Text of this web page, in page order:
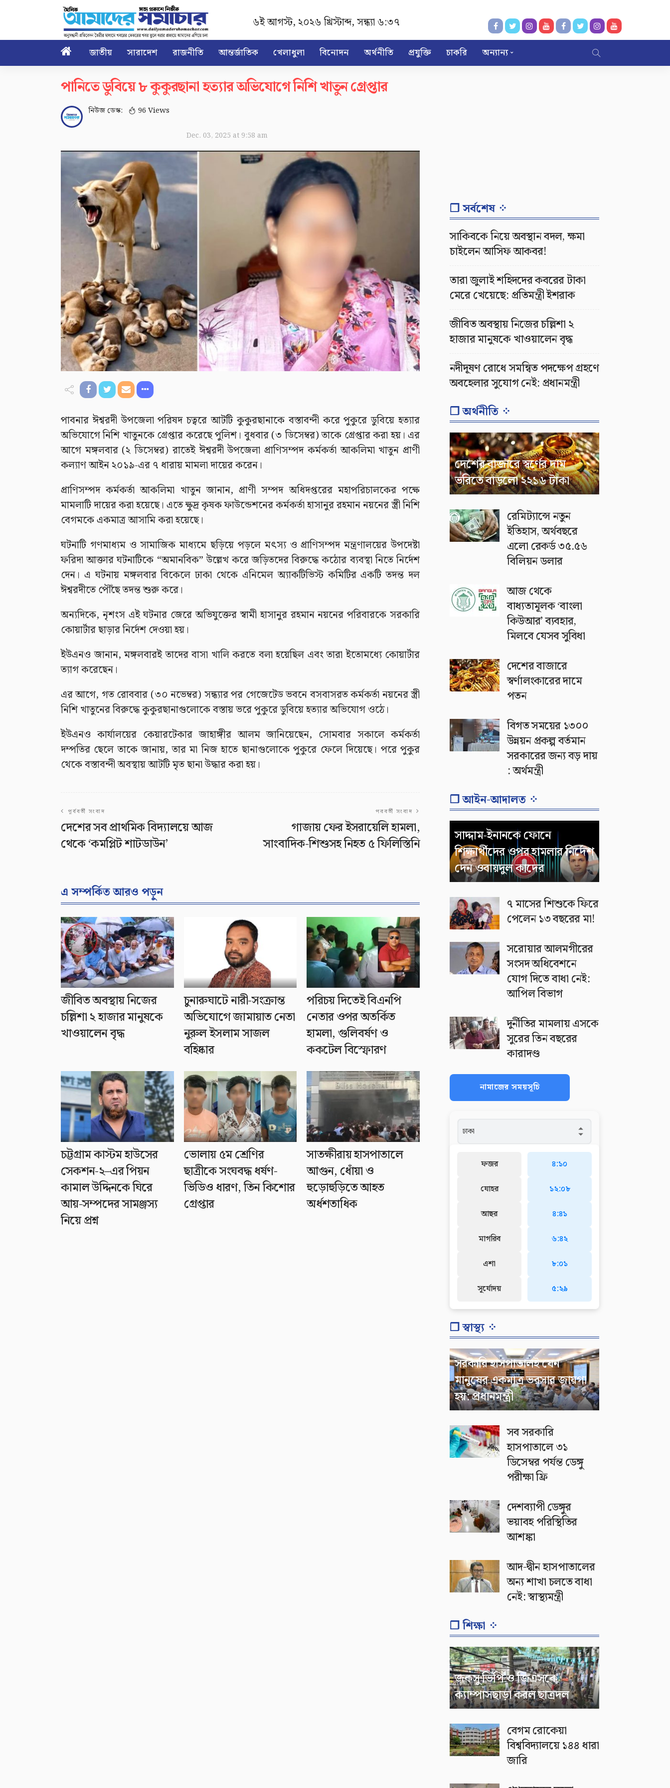
৬ই আগস্ট, ২০২৬ খ্রিস্টাব্দ,সন্ধ্যা ৬:৩৭
 জাতীয় সারাদেশ রাজনীতি আন্তর্জাতিক খেলাধুলা বিনোদন অর্থনীতি প্রযুক্তি চাকরি অন্যান্য
পানিতে ডুবিয়ে ৮ কুকুরছানা হত্যার অভিযোগে নিশি খাতুন গ্রেপ্তার
নিউজ ডেস্ক: 96 Views
Dec. 03, 2025 at 9:58 am
পাবনার ঈশ্বরদী উপজেলা পরিষদ চত্বরে আটটি কুকুরছানাকে বস্তাবন্দী করে পুকুরে ডুবিয়ে হত্যার
অভিযোগে নিশি খাতুনকে গ্রেপ্তার করেছে পুলিশ। বুধবার (৩ ডিসেম্বর) তাকে গ্রেপ্তার করা হয়। এর
আগে মঙ্গলবার (২ ডিসেম্বর) রাতেই ঈশ্বরদী উপজেলা প্রাণিসম্পদ কর্মকর্তা আকলিমা খাতুন প্রাণী
কল্যাণ আইন ২০১৯-এর ৭ ধারায় মামলা দায়ের করেন।
প্রাণিসম্পদ কর্মকর্তা আকলিমা খাতুন জানান, প্রাণী সম্পদ অধিদপ্তরের মহাপরিচালকের পক্ষে
মামলাটি দায়ের করা হয়েছে। এতে ক্ষুদ্র কৃষক ফাউন্ডেশনের কর্মকর্তা হাসানুর রহমান নয়নের স্ত্রী নিশি
বেগমকে একমাত্র আসামি করা হয়েছে।
ঘটনাটি গণমাধ্যম ও সামাজিক মাধ্যমে ছড়িয়ে পড়লে মৎস্য ও প্রাণিসম্পদ মন্ত্রণালয়ের উপদেষ্টা
ফরিদা আক্তার ঘটনাটিকে “অমানবিক” উল্লেখ করে জড়িতদের বিরুদ্ধে কঠোর ব্যবস্থা নিতে নির্দেশ
দেন। এ ঘটনায় মঙ্গলবার বিকেলে ঢাকা থেকে এনিমেল অ্যাকটিভিস্ট কমিটির একটি তদন্ত দল
ঈশ্বরদীতে পৌঁছে তদন্ত শুরু করে।
অন্যদিকে, নৃশংস এই ঘটনার জেরে অভিযুক্তের স্বামী হাসানুর রহমান নয়নের পরিবারকে সরকারি
কোয়ার্টার ছাড়ার নির্দেশ দেওয়া হয়।
ইউএনও জানান, মঙ্গলবারই তাদের বাসা খালি করতে বলা হয়েছিল এবং তারা ইতোমধ্যে কোয়ার্টার
ত্যাগ করেছেন।
এর আগে, গত রোববার (৩০ নভেম্বর) সন্ধ্যার পর গেজেটেড ভবনে বসবাসরত কর্মকর্তা নয়নের স্ত্রী
নিশি খাতুনের বিরুদ্ধে কুকুরছানাগুলোকে বস্তায় ভরে পুকুরে ডুবিয়ে হত্যার অভিযোগ ওঠে।
ইউএনও কার্যালয়ের কেয়ারটেকার জাহাঙ্গীর আলম জানিয়েছেন, সোমবার সকালে কর্মকর্তা
দম্পতির ছেলে তাকে জানায়, তার মা নিজ হাতে ছানাগুলোকে পুকুরে ফেলে দিয়েছে। পরে পুকুর
থেকে বস্তাবন্দী অবস্থায় আটটি মৃত ছানা উদ্ধার করা হয়।
পূর্ববর্তী সংবাদ
দেশের সব প্রাথমিক বিদ্যালয়ে আজ
থেকে ‘কমপ্লিট শাটডাউন’
পরবর্তী সংবাদ
গাজায় ফের ইসরায়েলি হামলা,
সাংবাদিক-শিশুসহ নিহত ৫ ফিলিস্তিনি
এ সম্পর্কিত আরও পড়ুন
জীবিত অবস্থায় নিজের
চল্লিশা ২ হাজার মানুষকে
খাওয়ালেন বৃদ্ধ
চুনারুঘাটে নারী-সংক্রান্ত
অভিযোগে জামায়াত নেতা
নুরুল ইসলাম সাজল
বহিষ্কার
পরিচয় দিতেই বিএনপি
নেতার ওপর অতর্কিত
হামলা, গুলিবর্ষণ ও
ককটেল বিস্ফোরণ
চট্টগ্রাম কাস্টম হাউসের
সেকশন-২–এর পিয়ন
কামাল উদ্দিনকে ঘিরে
আয়-সম্পদের সামঞ্জস্য
নিয়ে প্রশ্ন
ভোলায় ৫ম শ্রেণির
ছাত্রীকে সংঘবদ্ধ ধর্ষণ-
ভিডিও ধারণ, তিন কিশোর
গ্রেপ্তার
সাতক্ষীরায় হাসপাতালে
আগুন, ধোঁয়া ও
হুড়োহুড়িতে আহত
অর্ধশতাধিক
❐ সর্বশেষ ⁘
সাকিবকে নিয়ে অবস্থান বদল, ক্ষমা
চাইলেন আসিফ আকবর!
তারা জুলাই শহিদদের কবরের টাকা
মেরে খেয়েছে: প্রতিমন্ত্রী ইশরাক
জীবিত অবস্থায় নিজের চল্লিশা ২
হাজার মানুষকে খাওয়ালেন বৃদ্ধ
নদীদূষণ রোধে সমন্বিত পদক্ষেপ গ্রহণে
অবহেলার সুযোগ নেই: প্রধানমন্ত্রী
❐ অর্থনীতি ⁘
দেশের বাজারে স্বর্ণের দাম
ভরিতে বাড়লো ২২১৬ টাকা
রেমিট্যান্সে নতুন
ইতিহাস, অর্থবছরে
এলো রেকর্ড ৩৫.৫৬
বিলিয়ন ডলার
আজ থেকে
বাধ্যতামূলক ‘বাংলা
কিউআর’ ব্যবহার,
মিলবে যেসব সুবিধা
দেশের বাজারে
স্বর্ণালংকারের দামে
পতন
বিগত সময়ের ১৩০০
উন্নয়ন প্রকল্প বর্তমান
সরকারের জন্য বড় দায়
: অর্থমন্ত্রী
❐ আইন-আদালত ⁘
সাদ্দাম-ইনানকে ফোনে
শিক্ষার্থীদের ওপর হামলার নির্দেশ
দেন ওবায়দুল কাদের
৭ মাসের শিশুকে ফিরে
পেলেন ১৩ বছরের মা!
সরোয়ার আলমগীরের
সংসদ অধিবেশনে
যোগ দিতে বাধা নেই:
আপিল বিভাগ
দুর্নীতির মামলায় এসকে
সুরের তিন বছরের
কারাদণ্ড
নামাজের সময়সূচি
ফজর
যোহর
আছর
মাগরিব
এশা
সূর্যোদয়
৪:১০
১২:০৮
৪:৪১
৬:৪২
৮:০১
৫:২৯
❐ স্বাস্থ্য ⁘
সরকারি হাসপাতালই যেন
মানুষের একমাত্র ভরসার জায়গা
হয়: প্রধানমন্ত্রী
সব সরকারি
হাসপাতালে ৩১
ডিসেম্বর পর্যন্ত ডেঙ্গু
পরীক্ষা ফ্রি
দেশব্যাপী ডেঙ্গুর
ভয়াবহ পরিস্থিতির
আশঙ্কা
আদ-দ্বীন হাসপাতালের
অন্য শাখা চলতে বাধা
নেই: স্বাস্থ্যমন্ত্রী
❐ শিক্ষা ⁘
জকসু ভিপি ও জিএসকে
ক্যাম্পাসছাড়া করল ছাত্রদল
বেগম রোকেয়া
বিশ্ববিদ্যালয়ে ১৪৪ ধারা
জারি